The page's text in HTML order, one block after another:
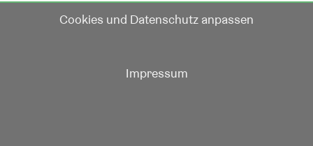
Cookies und Datenschutz anpassen
Impressum